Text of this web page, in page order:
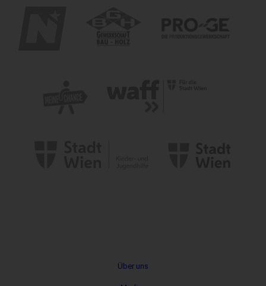
Über uns